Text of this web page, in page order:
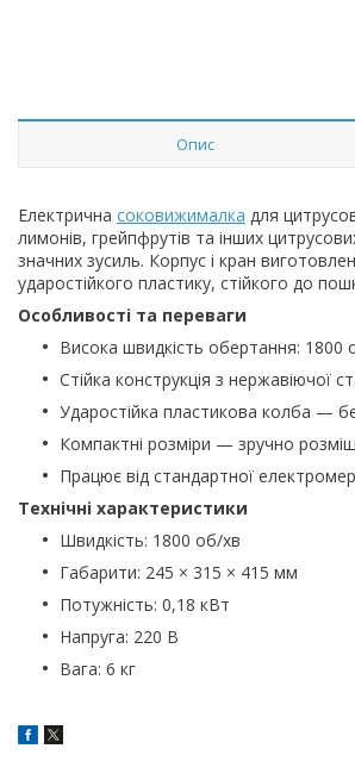
Опис
Електрична соковижималка для
лимонів, грейпфрутів та інших
значних зусиль. Корпус і кран
ударостійкого пластику, стійкого до
Особливості та переваги
Висока швидкість обертання:
Стійка конструкція з нержавіючої
Ударостійка пластикова колба —
Компактні розміри — зручно
Працює від стандартної
Технічні характеристики
Швидкість: 1800 об/хв
Габарити: 245 × 315 × 415 мм
Потужність: 0,18 кВт
Напруга: 220 В
Вага: 6 кг